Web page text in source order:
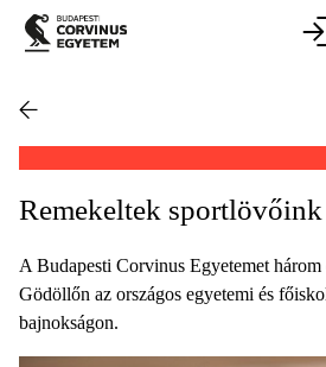
Remekeltek
A Budapesti Corvinus Egyetemet
Gödöllőn az országos egyetemi és
bajnokságon.